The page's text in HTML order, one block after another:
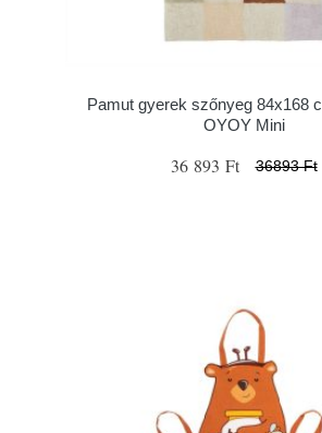
Pamut gyerek szőnyeg 84x168
OYOY Mini
36 893 Ft 36893 Ft